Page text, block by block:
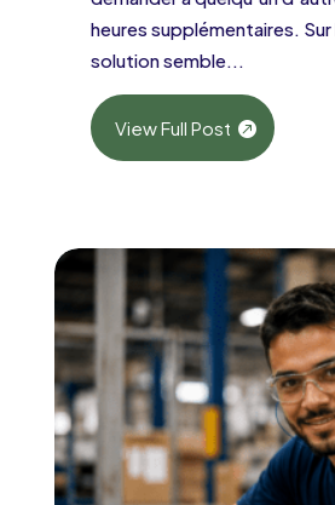
heures supplémentaires.
solution semble...
View Full Post